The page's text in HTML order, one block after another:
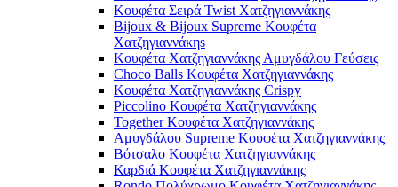
Κουφέτα Σειρά Twist Χατζηγιαννάκης
Bijoux & Bijoux Supreme Κουφέτα
Χατζηγιαννάκηs
Κουφέτα Χατζηγιαννάκης Αμυγδάλου Γεύσεις
Choco Balls Κουφέτα Χατζηγιαννάκης
Κουφέτα Χατζηγιαννάκης Crispy
Piccolino Κουφέτα Χατζηγιαννάκης
Together Κουφέτα Χατζηγιαννάκης
Αμυγδάλου Supreme Κουφέτα Χατζηγιαννάκης
Βότσαλο Κουφέτα Χατζηγιαννάκης
Καρδιά Κουφέτα Χατζηγιαννάκης